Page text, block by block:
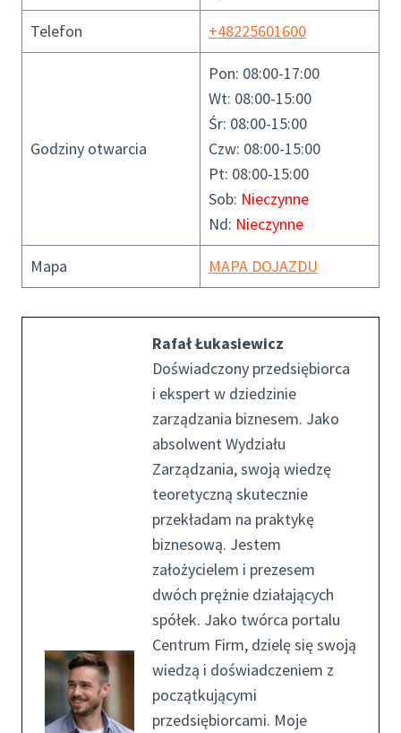
Telefon +48225601600
Godziny otwarcia
Pon: 08:00-17:00
Wt: 08:00-15:00
Śr: 08:00-15:00
Czw: 08:00-15:00
Pt: 08:00-15:00
Sob: Nieczynne
Nd: Nieczynne
Mapa MAPA DOJAZDU
Rafał Łukasiewicz
Doświadczony przedsiębiorca
i ekspert w dziedzinie
zarządzania biznesem. Jako
absolwent Wydziału
Zarządzania, swoją wiedzę
teoretyczną skutecznie
przekładam na praktykę
biznesową. Jestem
założycielem i prezesem
dwóch prężnie działających
spółek. Jako twórca portalu
Centrum Firm, dzielę się swoją
wiedzą i doświadczeniem z
początkującymi
przedsiębiorcami. Moje